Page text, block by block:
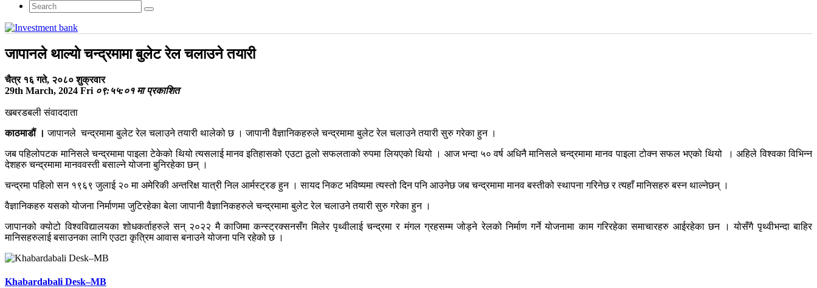
जापानले थाल्याे चन्द्रमामा बुलेट रेल चलाउने तयारी
चैत्र १६ गते, २०८० शुक्रवार
29th March, 2024 Fri ०९:५५:०१ मा प्रकाशित
खबरडबली संवाददाता
काठमाडौं ।जापानले चन्द्रमामा बुलेट रेल चलाउने तयारी थालेको छ । जापानी वैज्ञानिकहरुले चन्द्रमामा बुलेट रेल चलाउने तयारी सुरु गरेका हुन ।
जब पहिलोपटक मानिसले चन्द्रमामा पाइला टेकेको थियो त्यसलाई मानव इतिहासको एउटा ठूलो सफलताको रुपमा लियएको थियो । आज भन्दा ५० वर्ष अधिनै मानिसले चन्द्रमामा मानव पाइला टोक्न सफल भएको थियो । अहिले विश्वका विभिन्न
देशहरु चन्द्रमामा मानववस्ती बसाल्ने योजना बुनिरहेका छन् ।
चन्द्रमा पहिलो सन १९६९ जुलाई २० मा अमेरिकी अन्तरिक्ष यात्री निल आर्मस्ट्रङ हुन । सायद निकट भविष्यमा त्यस्तो दिन पनि आउनेछ जब चन्द्रमामा मानव बस्तीको स्थापना गरिनेछ र त्यहाँ मानिसहरु बस्न थाल्नेछन् ।
वैज्ञानिकहरु यसको योजना निर्माणमा जुटिरहेका बेला जापानी वैज्ञानिकहरुले चन्द्रमामा बुलेट रेल चलाउने तयारी सुरु गरेका हुन ।
जापानको क्योटो विश्वविद्यालयका शोधकर्ताहरुले सन् २०२२ मै काजिमा कन्स्ट्रक्सनसँग मिलेर पृथ्वीलाई चन्द्रमा र मंगल ग्रहसम्म जोड्ने रेलको निर्माण गर्ने योजनामा काम गरिरहेका समाचारहरु आईरहेका छन । योसँगै पृथ्वीभन्दा बाहिर
मानिसहरुलाई बसाउनका लागि एउटा कृत्रिम आवास बनाउने योजना पनि रहेको छ ।
Khabardabali Desk–MB